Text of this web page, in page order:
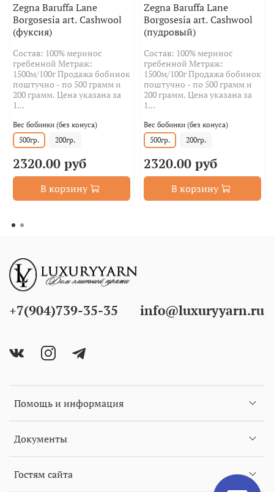
Zegna Baruffa Lane
Borgosesia art. Cashwool
(фуксия)
Состав: 100% меринос
гребенной Метраж:
1500м/100г Продажа бобинок
поштучно - по 500 грамм и
200 грамм. Цена указана за
1...
Вес бобинки (без конуса)
500гр.
200гр.
2320.00 руб
В корзину
Zegna Baruffa Lane
Borgosesia art. Cashwool
(пудровый)
Состав: 100% меринос
гребенной Метраж:
1500м/100г Продажа бобинок
поштучно - по 500 грамм и
200 грамм. Цена указана за
1...
Вес бобинки (без конуса)
500гр.
200гр.
2320.00 руб
В корзину
Помощь и информация
Документы
Гостям сайта
+7(904)739-35-35 info@luxuryyarn.ru